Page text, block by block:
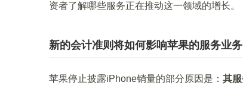
资者了解哪些服务正在推动这一领域的增长。
新的会计准则将如何影响苹果的服务业
苹果停止披露iPhone销量的部分原因是： 其